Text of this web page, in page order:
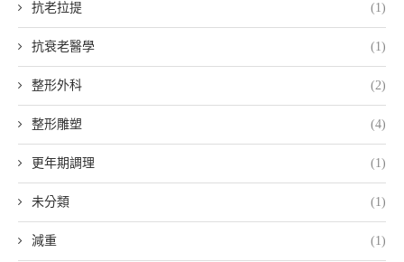
抗老拉提 (1)
抗衰老醫學 (1)
整形外科 (2)
整形雕塑 (4)
更年期調理 (1)
未分類 (1)
減重 (1)